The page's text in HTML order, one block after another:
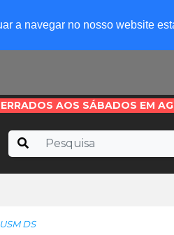
a navegar no nosso website
AOS SÁBADOS EM
DS